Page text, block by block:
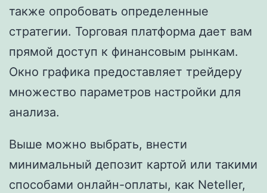
также опробовать определенные
стратегии. Торговая платформа дает вам
прямой доступ к финансовым рынкам.
Окно графика предоставляет трейдеру
множество параметров настройки для
анализа.
Выше можно выбрать, внести
минимальный депозит картой или такими
способами онлайн-оплаты, как Neteller,